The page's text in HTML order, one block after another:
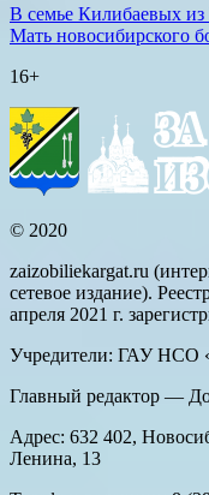
В семье Килибаевых из
Мать новосибирского
16+
© 2020
zaizobiliekargat.ru
сетевое издание).
апреля 2021 г.
Учредители: ГАУ НСО
Главный редактор —
Адрес: 632 402,
Ленина, 13